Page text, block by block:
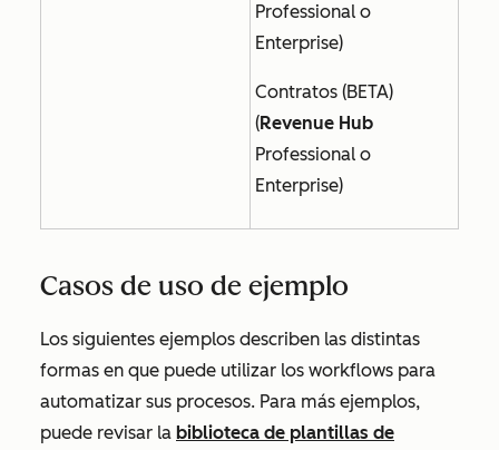
Professional o
Enterprise)
Contratos (BETA)
(Revenue Hub
Professional o
Enterprise)
Casos de uso de ejemplo
Los siguientes ejemplos describen las distintas
formas en que puede utilizar los workflows para
automatizar sus procesos. Para más ejemplos,
puede revisar la biblioteca de plantillas de